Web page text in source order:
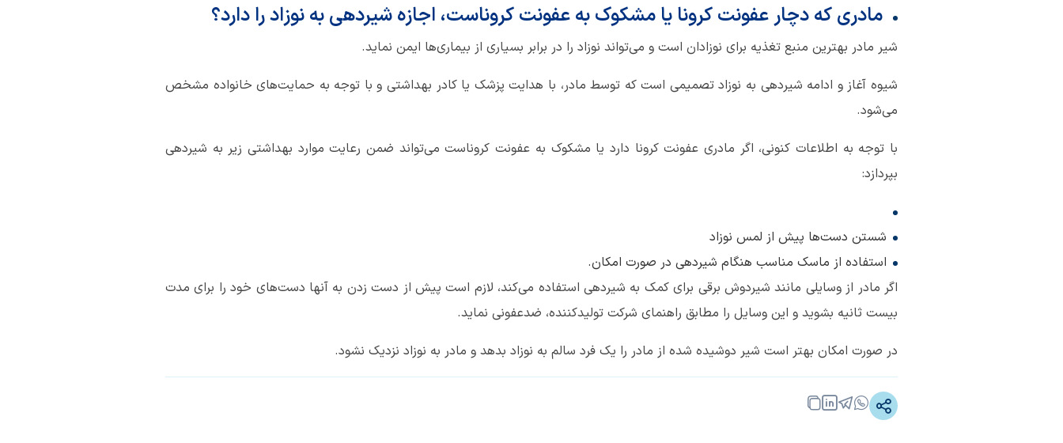
مادری که دچار عفونت کرونا یا مشکوک به عفونت کروناست، اجازه شیردهی به نوزاد را دارد؟
شیر مادر بهترین منبع تغذیه برای نوزادان است و می‌تواند نوزاد را در برابر بسیاری از بیماری‌ها ایمن نماید.
شیوه آغاز و ادامه شیردهی به نوزاد تصمیمی است که توسط مادر، با هدایت پزشک یا کادر بهداشتی و با توجه به حمایت‌های خانواده مشخص
می‌شود.
با توجه به اطلاعات کنونی، اگر مادری عفونت کرونا دارد یا مشکوک به عفونت کروناست می‌تواند ضمن رعایت موارد بهداشتی زیر به شیردهی
بپردازد:
شستن دست‌ها پیش از لمس نوزاد
استفاده از ماسک مناسب هنگام شیردهی در صورت امکان.
اگر مادر از وسایلی مانند شیردوش برقی برای کمک به شیردهی استفاده می‌کند، لازم است پیش از دست زدن به آنها دست‌های خود را برای مدت
بیست ثانیه بشوید و این وسایل را مطابق راهنمای شرکت تولیدکننده، ضدعفونی نماید.
در صورت امکان بهتر است شیر دوشیده شده از مادر را یک فرد سالم به نوزاد بدهد و مادر به نوزاد نزدیک نشود.